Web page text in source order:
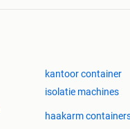
kantoor container
isolatie machines
haakarm